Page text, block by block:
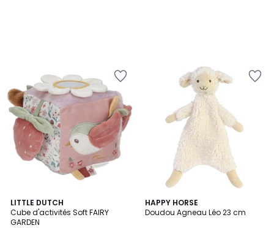
LITTLE DUTCH
Cube d'activités Soft FAIRY
GARDEN
HAPPY HORSE
Doudou Agneau Léo 23 cm